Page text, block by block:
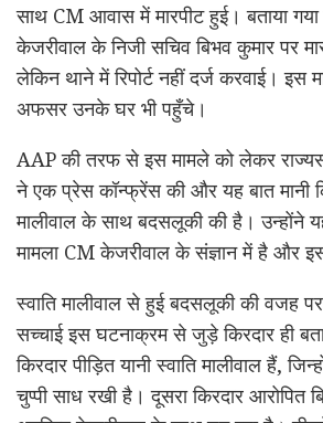
साथ CM आवास में मारपीट हुई। बताया
केजरीवाल के निजी सचिव बिभव कुमार पर
लेकिन थाने में रिपोर्ट नहीं दर्ज करवाई। इस
अफसर उनके घर भी पहुँचे।
AAP की तरफ से इस मामले को लेकर
ने एक प्रेस कॉन्फ्रेंस की और यह बात मानी
मालीवाल के साथ बदसलूकी की है। उन्होंने
मामला CM केजरीवाल के संज्ञान में है और इस
स्वाति मालीवाल से हुई बदसलूकी की वजह
सच्चाई इस घटनाक्रम से जुड़े किरदार ही
किरदार पीड़ित यानी स्वाति मालीवाल हैं,
चुप्पी साध रखी है। दूसरा किरदार आरोपित